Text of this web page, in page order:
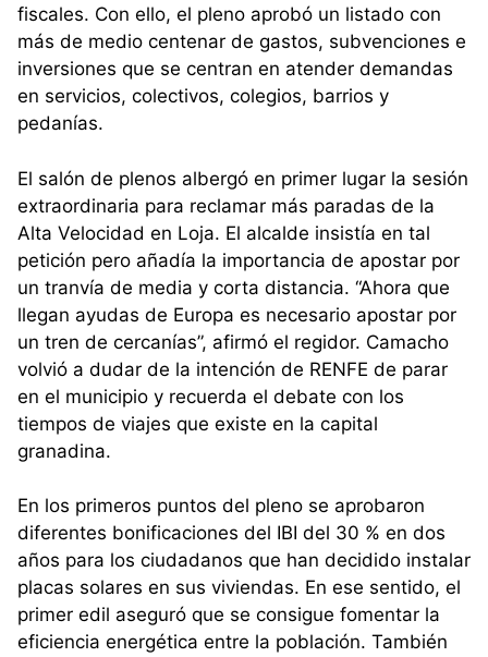
fiscales. Con ello, el pleno aprobó un listado con
más de medio centenar de gastos, subvenciones e
inversiones que se centran en atender demandas
en servicios, colectivos, colegios, barrios y
pedanías.
El salón de plenos albergó en primer lugar la sesión
extraordinaria para reclamar más paradas de la
Alta Velocidad en Loja. El alcalde insistía en tal
petición pero añadía la importancia de apostar por
un tranvía de media y corta distancia. “Ahora que
llegan ayudas de Europa es necesario apostar por
un tren de cercanías”, afirmó el regidor. Camacho
volvió a dudar de la intención de RENFE de parar
en el municipio y recuerda el debate con los
tiempos de viajes que existe en la capital
granadina.
En los primeros puntos del pleno se aprobaron
diferentes bonificaciones del IBI del 30 % en dos
años para los ciudadanos que han decidido instalar
placas solares en sus viviendas. En ese sentido, el
primer edil aseguró que se consigue fomentar la
eficiencia energética entre la población. También